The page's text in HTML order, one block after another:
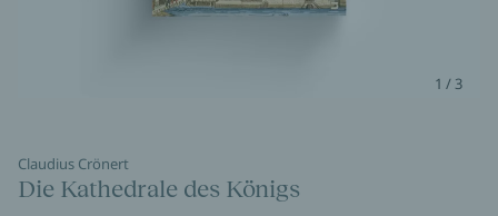
1 / 3
Claudius Crönert
Die Kathedrale des Königs